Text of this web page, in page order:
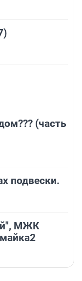
(часть
подвески.
МЖК